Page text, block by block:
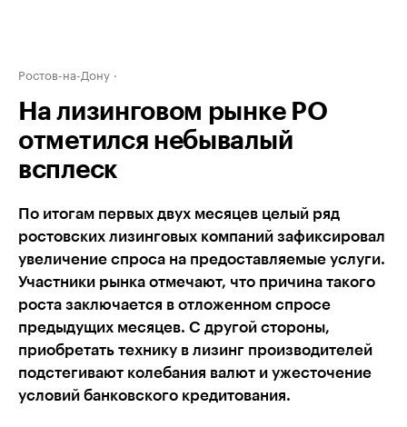
Ростов-на-Дону
На лизинговом рынке РО
отметился небывалый
всплеск
По итогам первых двух месяцев целый ряд
ростовских лизинговых компаний зафиксировал
увеличение спроса на предоставляемые услуги.
Участники рынка отмечают, что причина такого
роста заключается в отложенном спросе
предыдущих месяцев. С другой стороны,
приобретать технику в лизинг производителей
подстегивают колебания валют и ужесточение
условий банковского кредитования.